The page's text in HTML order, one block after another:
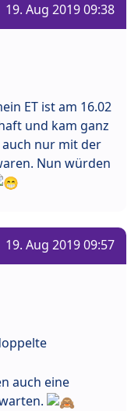
19. Aug 2019 09:38
ET ist am 16.02
und kam ganz
nur mit der
Nun würden
19. Aug 2019 09:57
auch eine